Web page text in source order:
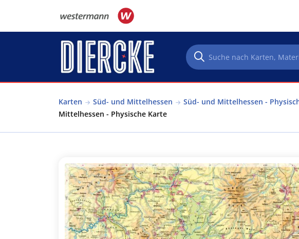
Karten Süd- und Mittelhessen Süd- und Mittelhessen -
Mittelhessen - Physische Karte